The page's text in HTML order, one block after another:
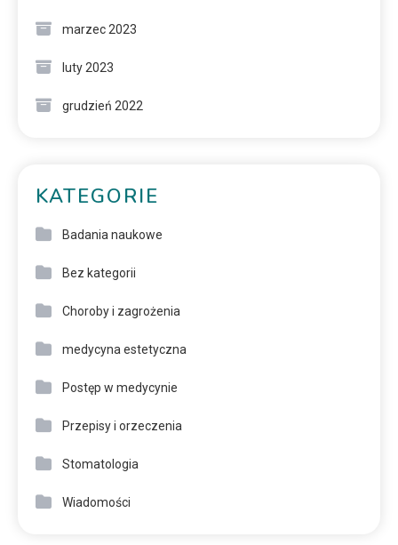
marzec 2023
luty 2023
grudzień 2022
KATEGORIE
Badania naukowe
Bez kategorii
Choroby i zagrożenia
medycyna estetyczna
Postęp w medycynie
Przepisy i orzeczenia
Stomatologia
Wiadomości